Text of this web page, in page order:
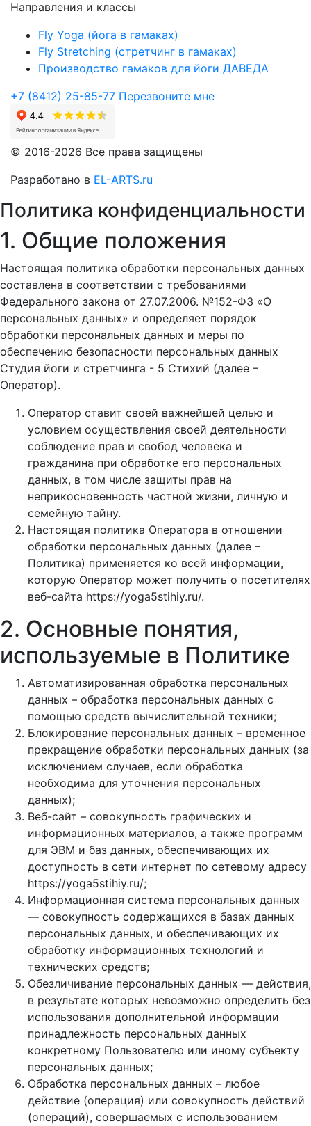
Направления и классы
Fly Yoga (йога в гамаках)
Fly Stretching (стретчинг в гамаках)
Производство гамаков для йоги ДАВЕДА
+7 (8412) 25-85-77 Перезвоните мне
© 2016-2026 Все права защищены
Разработано в EL-ARTS.ru
Политика конфиденциальности
1. Общие положения
Настоящая политика обработки персональных данных
составлена в соответствии с требованиями
Федерального закона от 27.07.2006. №152-ФЗ «О
персональных данных» и определяет порядок
обработки персональных данных и меры по
обеспечению безопасности персональных данных
Студия йоги и стретчинга - 5 Стихий (далее –
Оператор).
Оператор ставит своей важнейшей целью и
условием осуществления своей деятельности
соблюдение прав и свобод человека и
гражданина при обработке его персональных
данных, в том числе защиты прав на
неприкосновенность частной жизни, личную и
семейную тайну.
Настоящая политика Оператора в отношении
обработки персональных данных (далее –
Политика) применяется ко всей информации,
которую Оператор может получить о посетителях
веб-сайта https://yoga5stihiy.ru/.
2. Основные понятия,
используемые в Политике
Автоматизированная обработка персональных
данных – обработка персональных данных с
помощью средств вычислительной техники;
Блокирование персональных данных – временное
прекращение обработки персональных данных (за
исключением случаев, если обработка
необходима для уточнения персональных
данных);
Веб-сайт – совокупность графических и
информационных материалов, а также программ
для ЭВМ и баз данных, обеспечивающих их
доступность в сети интернет по сетевому адресу
https://yoga5stihiy.ru/;
Информационная система персональных данных
— совокупность содержащихся в базах данных
персональных данных, и обеспечивающих их
обработку информационных технологий и
технических средств;
Обезличивание персональных данных — действия,
в результате которых невозможно определить без
использования дополнительной информации
принадлежность персональных данных
конкретному Пользователю или иному субъекту
персональных данных;
Обработка персональных данных – любое
действие (операция) или совокупность действий
(операций), совершаемых с использованием